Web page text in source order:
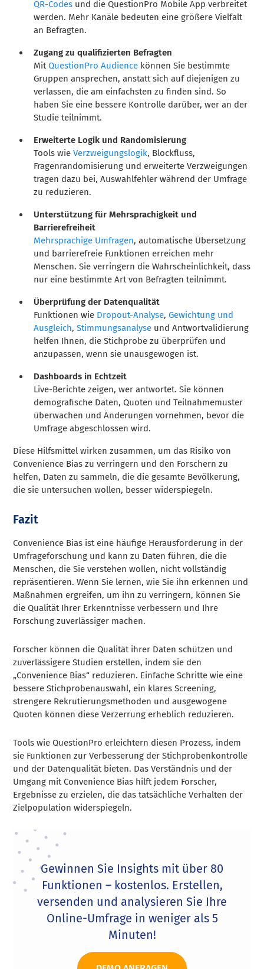
QR-Codes und die QuestionPro Mobile App verbreitet
werden. Mehr Kanäle bedeuten eine größere Vielfalt
an Befragten.
Zugang zu qualifizierten Befragten
MitQuestionPro Audience können Sie bestimmte
Gruppen ansprechen, anstatt sich auf diejenigen zu
verlassen, die am einfachsten zu finden sind. So
haben Sie eine bessere Kontrolle darüber, wer an der
Studie teilnimmt.
Erweiterte Logik und Randomisierung
Tools wieVerzweigungslogik, Blockfluss,
Fragenrandomisierung und erweiterte Verzweigungen
tragen dazu bei, Auswahlfehler während der Umfrage
zu reduzieren.
Unterstützung für Mehrsprachigkeit und
Barrierefreiheit
Mehrsprachige Umfragen, automatische Übersetzung
und barrierefreie Funktionen erreichen mehr
Menschen. Sie verringern die Wahrscheinlichkeit, dass
nur eine bestimmte Art von Befragten teilnimmt.
Überprüfung der Datenqualität
Funktionen wie Dropout-Analyse,Gewichtung und
Ausgleich,Stimmungsanalyse und Antwortvalidierung
helfen Ihnen, die Stichprobe zu überprüfen und
anzupassen, wenn sie unausgewogen ist.
Dashboards in Echtzeit
Live-Berichte zeigen, wer antwortet. Sie können
demografische Daten, Quoten und Teilnahmemuster
überwachen und Änderungen vornehmen, bevor die
Umfrage abgeschlossen wird.
Diese Hilfsmittel wirken zusammen, um das Risiko von
Convenience Bias zu verringern und den Forschern zu
helfen, Daten zu sammeln, die die gesamte Bevölkerung,
die sie untersuchen wollen, besser widerspiegeln.
Fazit
Convenience Bias ist eine häufige Herausforderung in der
Umfrageforschung und kann zu Daten führen, die die
Menschen, die Sie verstehen wollen, nicht vollständig
repräsentieren. Wenn Sie lernen, wie Sie ihn erkennen und
Maßnahmen ergreifen, um ihn zu verringern, können Sie
die Qualität Ihrer Erkenntnisse verbessern und Ihre
Forschung zuverlässiger machen.
Forscher können die Qualität ihrer Daten schützen und
zuverlässigere Studien erstellen, indem sie den
„Convenience Bias“ reduzieren. Einfache Schritte wie eine
bessere Stichprobenauswahl, ein klares Screening,
strengere Rekrutierungsmethoden und ausgewogene
Quoten können diese Verzerrung erheblich reduzieren.
Tools wie QuestionPro erleichtern diesen Prozess, indem
sie Funktionen zur Verbesserung der Stichprobenkontrolle
und der Datenqualität bieten. Das Verständnis und der
Umgang mit Convenience Bias hilft jedem Forscher,
Ergebnisse zu erzielen, die das tatsächliche Verhalten der
Zielpopulation widerspiegeln.
Gewinnen Sie Insights mit über 80
Funktionen – kostenlos. Erstellen,
versenden und analysieren Sie Ihre
Online-Umfrage in weniger als 5
Minuten!